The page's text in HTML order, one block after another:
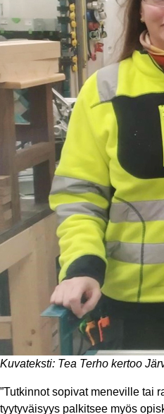
Kuvateksti: Tea Terho kertoo
”Tutkinnot sopivat meneville tai
tyytyväisyys palkitsee myös